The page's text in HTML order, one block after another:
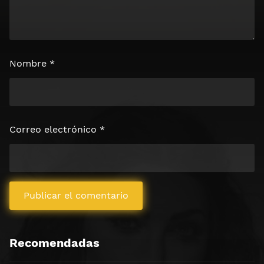
Nombre *
Correo electrónico *
Recomendadas